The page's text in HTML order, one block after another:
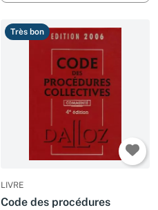
Très bon
LIVRE
Code des procédures